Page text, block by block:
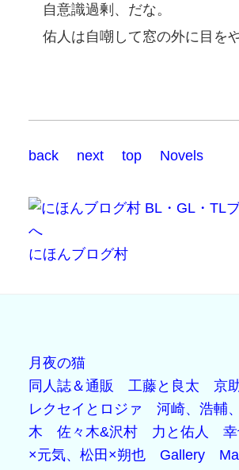
自意識過剰、だな。
佑人は自嘲して窓の外に目をや
back next top Novels
にほんブログ村
月夜の猫
同人誌＆通販
工藤と良太 京
レクセイとロジァ
河崎、浩輔
木
佐々木&沢村 力と佑人
×元気、松田×朔也
Gallery